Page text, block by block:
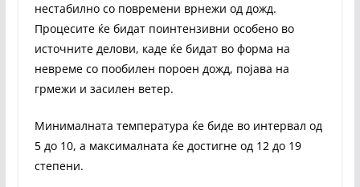
нестабилно со повремени врнежи од дожд.
Процесите ќе бидат поинтензивни особено во
источните делови, каде ќе бидат во форма на
невреме со пообилен пороен дожд, појава на
грмежи и засилен ветер.
Минималната температура ќе биде во интервал од
5 до 10, а максималната ќе достигне од 12 до 19
степени.